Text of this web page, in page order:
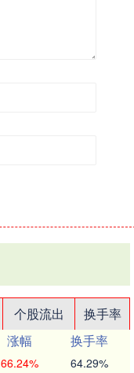
个股流出
换手率
涨幅
换手率
66.24% 64.29%